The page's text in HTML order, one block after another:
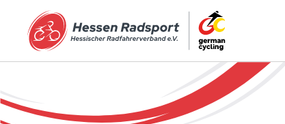
Zum Hauptinhalt springen